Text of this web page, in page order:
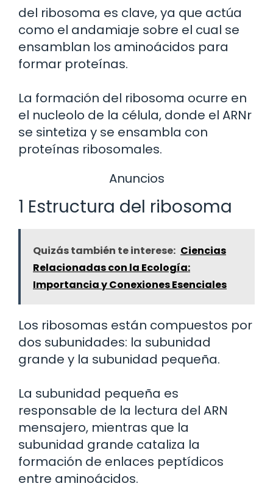
del ribosoma es clave, ya que actúa
como el andamiaje sobre el cual se
ensamblan los aminoácidos para
formar proteínas.
La formación del ribosoma ocurre en
el nucleolo de la célula, donde el ARNr
se sintetiza y se ensambla con
proteínas ribosomales.
Anuncios
1 Estructura del ribosoma
Quizás también te interese: Ciencias
Relacionadas con la Ecología:
Importancia y Conexiones Esenciales
Los ribosomas están compuestos por
dos subunidades: la subunidad
grande y la subunidad pequeña.
La subunidad pequeña es
responsable de la lectura del ARN
mensajero, mientras que la
subunidad grande cataliza la
formación de enlaces peptídicos
entre aminoácidos.